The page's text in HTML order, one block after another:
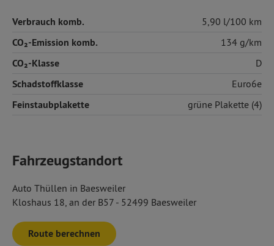
Verbrauch komb. 5,90 l/100 km
CO₂-Emission komb. 134 g/km
CO₂-Klasse D
Schadstoffklasse Euro6e
Feinstaubplakette grüne Plakette (4)
Fahrzeugstandort
Auto Thüllen in Baesweiler
Kloshaus 18, an der B57 - 52499 Baesweiler
Route berechnen